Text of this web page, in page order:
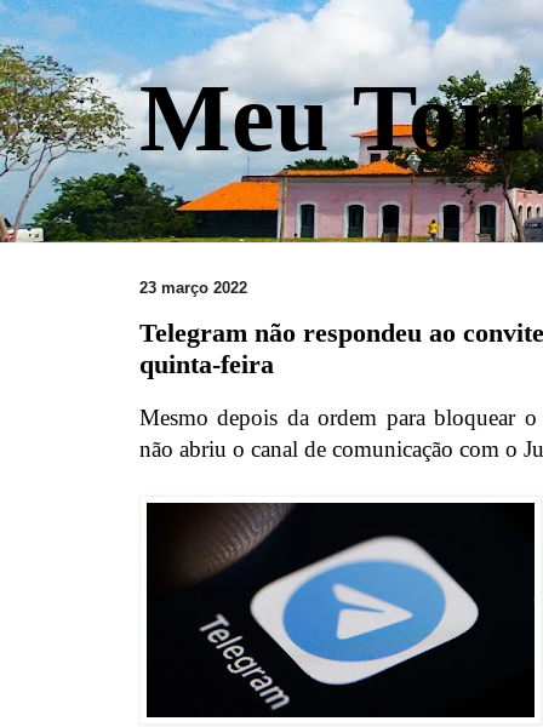
Meu
23 março 2022
Telegram não respondeu ao
quinta-feira
Mesmo depois da ordem para bloquear
não abriu o canal de comunicação com o